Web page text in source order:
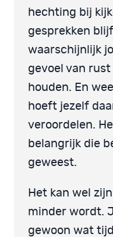
hechting bij
gesprekken
waarschijnlijk
gevoel van
houden. En
hoeft jezelf
veroordelen.
belangrijk die
geweest.
Het kan wel
minder wordt.
gewoon wat